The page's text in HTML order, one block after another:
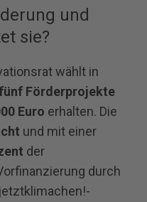
und
sie?
wählt in
Förderprojekte
Euro erhalten. Die
und mit einer
der
durch